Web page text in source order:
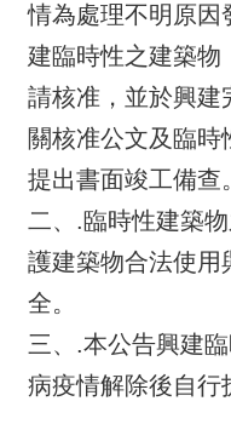
情為處理不明原因
建臨時性之建築物
請核准，並於興建
關核准公文及臨
提出書面竣工備查。
二、.臨時性建築
護建築物合法使用
全。
三、.本公告興建
病疫情解除後自行